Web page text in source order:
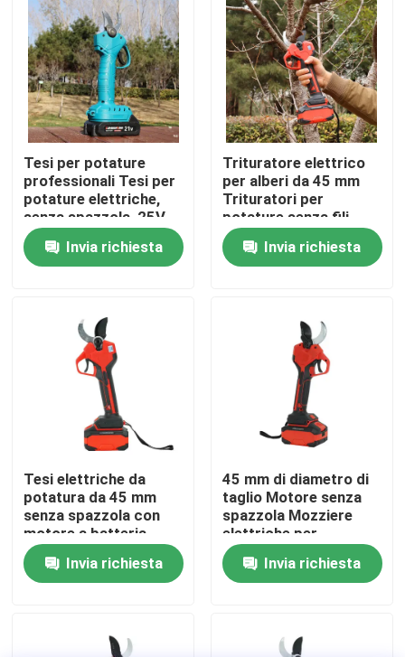
Casa.
Prodotti
Video
display di fabbrica
Contattaci
Chiedi un preventivo
Motosega della benzina
motosega elettrica
Tesi per potature
professionali Tesi per
potature elettriche,
senza spazzola, 25V
Tesi per potature
senza filiInvia richiesta
Trituratore elettrico
per alberi da 45 mm
Trituratori per
potature senza fili
Motore senza
spazzole per uso in
giardino
Invia richiesta
Tesi elettriche da
potatura da 45 mm
senza spazzola con
motore a batteria
Invia richiesta
45 mm di diametro di
taglio Motore senza
spazzola Mozziere
elettriche per
potatura con disegno
leggero da 1,3 kg
Invia richiesta